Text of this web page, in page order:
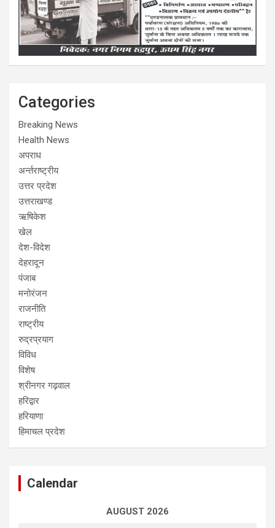
Categories
Breaking News
Health News
अपराध
अर्न्तराष्ट्रीय
उत्तर प्रदेश
उत्तराखण्ड
ऋषिकेश
खेल
देश-विदेश
देहरादून
पंजाब
मनोरंजन
राजनीति
राष्ट्रीय
रुद्रप्रयाग
विविध
विशेष
श्रीनगर गढ़वाल
हरिद्वार
हरियाणा
हिमाचल प्रदेश
Calendar
AUGUST 2026